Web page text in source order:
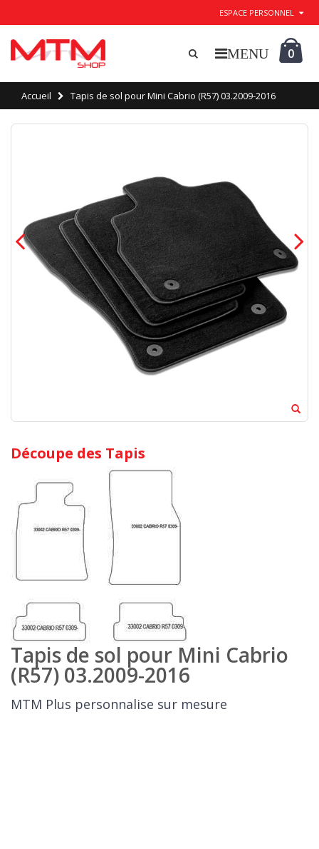
ESPACE PERSONNEL
0
Accueil Tapis de sol pour Mini Cabrio (R57) 03.2009-2016
Découpe des Tapis
Tapis de sol pour Mini Cabrio
(R57) 03.2009-2016
MTM Plus personnalise sur mesure